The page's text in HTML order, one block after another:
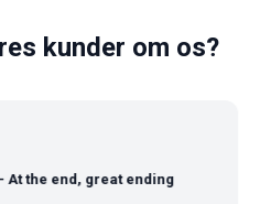
kunder om os?
the end, great ending